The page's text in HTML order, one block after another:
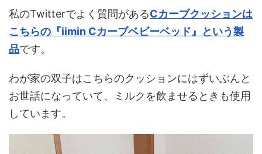
私のTwitterでよく質問があるCカーブクッションは
こちらの『iimin Cカーブベビーベッド』という製
品です。
わが家の双子はこちらのクッションにはずいぶんと
お世話になっていて、ミルクを飲ませるときも使用
しています。